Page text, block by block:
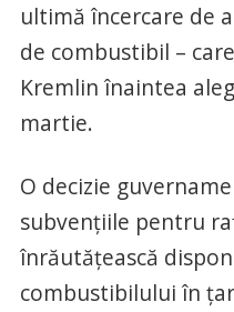
ultimă încercare de
de combustibil –
Kremlin înaintea
martie.
O decizie
subvențiile pentru
înrăutățească
combustibilului în